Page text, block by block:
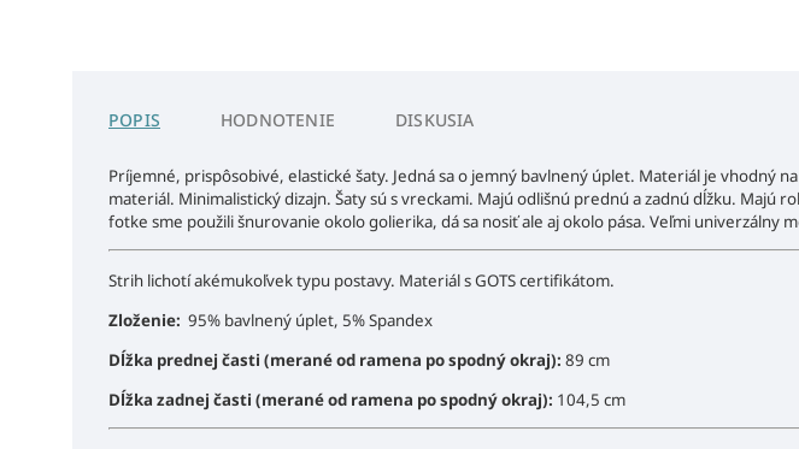
POPIS HODNOTENIE DISKUSIA
Príjemné, prispôsobivé, elastické šaty. Jedná sa o jemný bavlnený úplet. Materiál je vhodný
materiál. Minimalistický dizajn. Šaty sú s vreckami. Majú odlišnú prednú a zadnú dĺžku. Majú
fotke sme použili šnurovanie okolo golierika, dá sa nosiť ale aj okolo pása. Veľmi univerzálny
Strih lichotí akémukoľvek typu postavy. Materiál s GOTS certifikátom.
Zloženie: 95% bavlnený úplet, 5% Spandex
Dĺžka prednej časti (merané od ramena po spodný okraj): 89 cm
Dĺžka zadnej časti (merané od ramena po spodný okraj): 104,5 cm